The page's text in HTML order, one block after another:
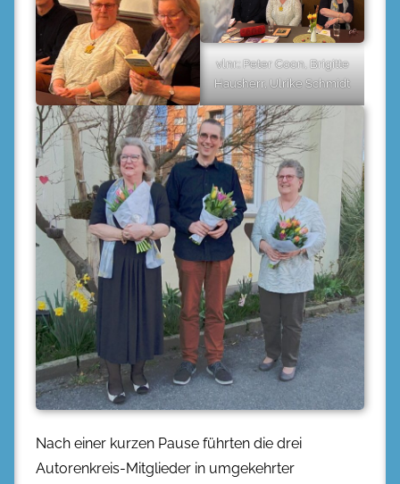
vlnr.: Peter Coon, Brigitte
Hausherr, Ulrike Schmidt
Nach einer kurzen Pause führten die drei
Autorenkreis-Mitglieder in umgekehrter